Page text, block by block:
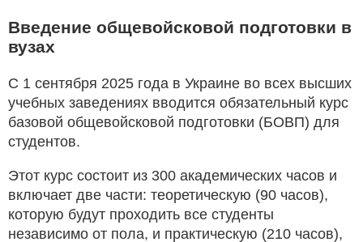
Введение общевойсковой подготовки в
вузах
С 1 сентября 2025 года в Украине во всех высших
учебных заведениях вводится обязательный курс
базовой общевойсковой подготовки (БОВП) для
студентов.
Этот курс состоит из 300 академических часов и
включает две части: теоретическую (90 часов),
которую будут проходить все студенты
независимо от пола, и практическую (210 часов),